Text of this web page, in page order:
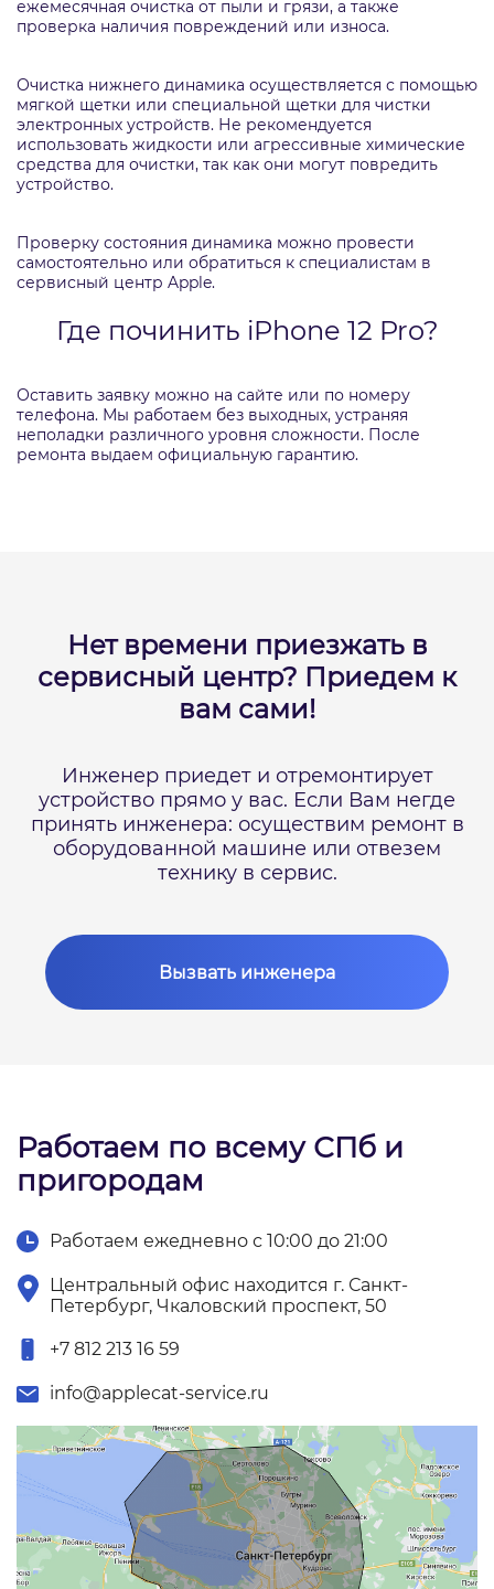
ежемесячная очистка от пыли и грязи, а также
проверка наличия повреждений или износа.
Очистка нижнего динамика осуществляется с помощью
мягкой щетки или специальной щетки для чистки
электронных устройств. Не рекомендуется
использовать жидкости или агрессивные химические
средства для очистки, так как они могут повредить
устройство.
Проверку состояния динамика можно провести
самостоятельно или обратиться к специалистам в
сервисный центр Apple.
Где починить iPhone 12 Pro?
Оставить заявку можно на сайте или по номеру
телефона. Мы работаем без выходных, устраняя
неполадки различного уровня сложности. После
ремонта выдаем официальную гарантию.
Нет времени приезжать в
сервисный центр? Приедем к
вам сами!
Инженер приедет и отремонтирует
устройство прямо у вас. Если Вам негде
принять инженера: осуществим ремонт в
оборудованной машине или отвезем
технику в сервис.
Вызвать инженера
Работаем по всему СПб и
пригородам
Работаем ежедневно с 10:00 до 21:00
Центральный офис находится г. Санкт-
Петербург, Чкаловский проспект, 50
+7 812 213 16 59
info@applecat-service.ru